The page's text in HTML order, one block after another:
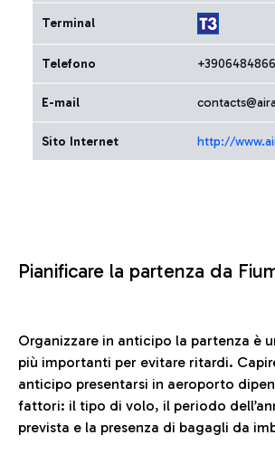
Terminal
Telefono +3906484866
E-mail
Sito Internet http://
Pianificare la partenza da
Organizzare in anticipo la partenza è
più importanti per evitare ritardi.
anticipo presentarsi in aeroporto
fattori: il tipo di volo, il periodo
prevista e la presenza di bagagli da